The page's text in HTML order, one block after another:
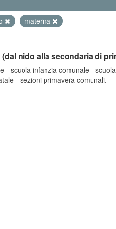
materna
nido alla secondaria di
- scuola infanzia comunale -
- sezioni primavera comunali.